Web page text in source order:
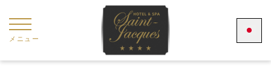
メニュー
クッキー利用の管理について